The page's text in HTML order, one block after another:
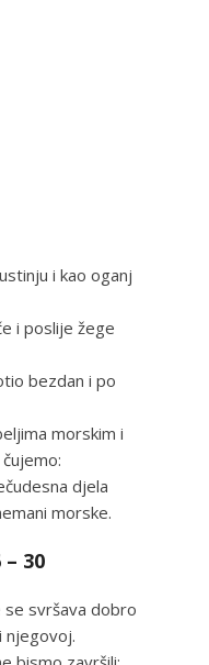
i kao oganj
i poslije žege
bezdan i po
morskim i
djela
morske.
30
svršava dobro
njegovoj.